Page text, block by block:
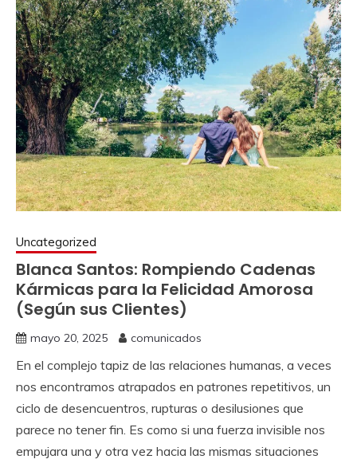
Uncategorized
Blanca Santos: Rompiendo Cadenas
Kármicas para la Felicidad Amorosa
(Según sus Clientes)
mayo 20, 2025 comunicados
En el complejo tapiz de las relaciones humanas, a veces
nos encontramos atrapados en patrones repetitivos, un
ciclo de desencuentros, rupturas o desilusiones que
parece no tener fin. Es como si una fuerza invisible nos
empujara una y otra vez hacia las mismas situaciones